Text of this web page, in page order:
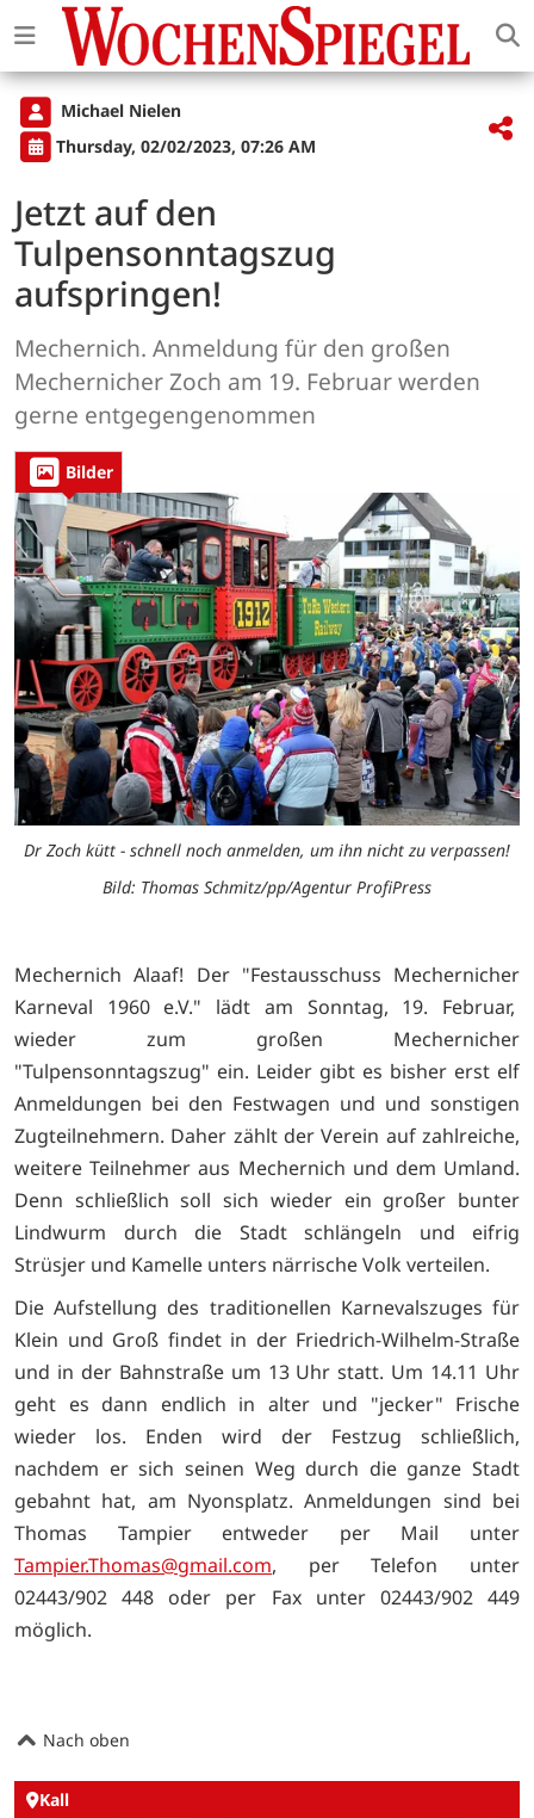
Michael Nielen
Thursday, 02/02/2023, 07:26 AM
Jetzt auf den
Tulpensonntagszug
aufspringen!
Mechernich. Anmeldung für den großen
Mechernicher Zoch am 19. Februar werden
gerne entgegengenommen
Bilder
Dr Zoch kütt - schnell noch anmelden, um ihn nicht zu verpassen!
Bild: Thomas Schmitz/pp/Agentur ProfiPress
Mechernich Alaaf! Der "Festausschuss Mechernicher
Karneval 1960 e.V." lädt am Sonntag, 19. Februar,
wieder zum großen Mechernicher
"Tulpensonntagszug" ein. Leider gibt es bisher erst elf
Anmeldungen bei den Festwagen und und sonstigen
Zugteilnehmern. Daher zählt der Verein auf zahlreiche,
weitere Teilnehmer aus Mechernich und dem Umland.
Denn schließlich soll sich wieder ein großer bunter
Lindwurm durch die Stadt schlängeln und eifrig
Strüsjer und Kamelle unters närrische Volk verteilen.
Die Aufstellung des traditionellen Karnevalszuges für
Klein und Groß findet in der Friedrich-Wilhelm-Straße
und in der Bahnstraße um 13 Uhr statt. Um 14.11 Uhr
geht es dann endlich in alter und "jecker" Frische
wieder los. Enden wird der Festzug schließlich,
nachdem er sich seinen Weg durch die ganze Stadt
gebahnt hat, am Nyonsplatz. Anmeldungen sind bei
Thomas Tampier entweder per Mail unter
Tampier.Thomas@gmail.com, per Telefon unter
02443/902 448 oder per Fax unter 02443/902 449
möglich.
Nach oben
Kall